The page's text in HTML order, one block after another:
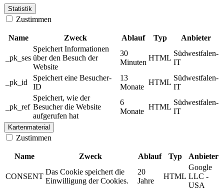
Statistik
Zustimmen
Name Zweck Ablauf Typ Anbieter
_pk_ses
Speichert Informationen
über den Besuch der
Website
30
Minuten
HTML
Südwestfalen-
IT
_pk_id
Speichert eine Besucher-
ID
13
Monate
HTML
Südwestfalen-
IT
_pk_ref
Speichert, wie der
Besucher die Website
aufgerufen hat
6
Monate
HTML
Südwestfalen-
IT
Kartenmaterial
Zustimmen
Name Zweck Ablauf Typ Anbieter
CONSENT
Das Cookie speichert die
Einwilligung der Cookies.
20
Jahre
HTML
Google
LLC -
USA